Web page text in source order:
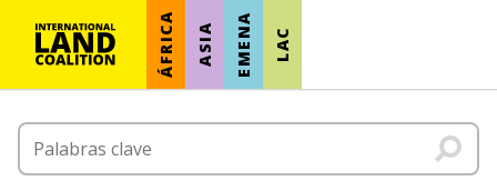
ÁFRICA ASIA EMENA LAC